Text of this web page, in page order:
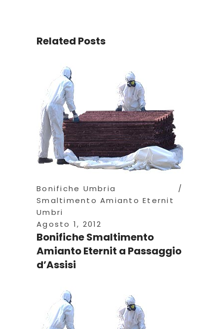
Related Posts
Bonifiche Umbria
Smaltimento Amianto Eternit
Umbri
Agosto 1, 2012
Bonifiche Smaltimento
Amianto Eternit a Passaggio
d’Assisi